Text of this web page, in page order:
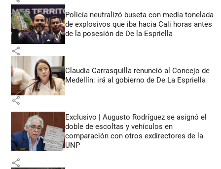
Policía neutralizó buseta con media tonelada
de explosivos que iba hacia Cali horas antes
de la posesión de De la Espriella
share
Claudia Carrasquilla renunció al Concejo de
Medellín: irá al gobierno de De La Espriella
share
Exclusivo | Augusto Rodríguez se asignó el
doble de escoltas y vehículos en
comparación con otros exdirectores de la
UNP
share